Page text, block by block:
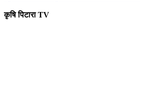
कृषि पिटारा TV